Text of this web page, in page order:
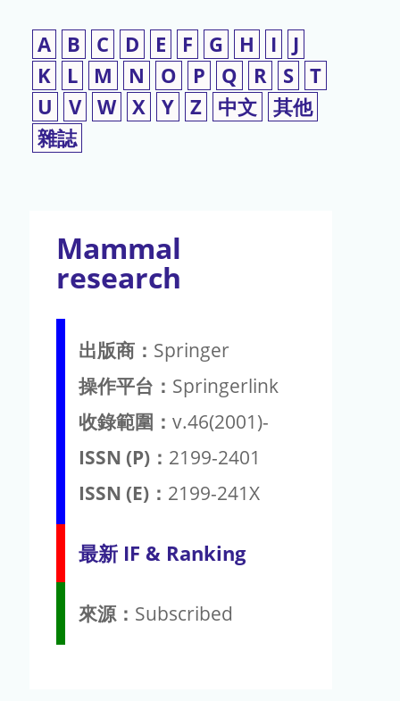
A B C D E F G H I
J
K
L M N O P Q R S T
U
V W X Y Z 中文 其他
雜誌
Mammal
research
出版商： Springer
操作平台： Springerlink
收錄範圍： v.46(2001)-
ISSN (P)： 2199-2401
ISSN (E)： 2199-241X
最新 IF & Ranking
來源： Subscribed